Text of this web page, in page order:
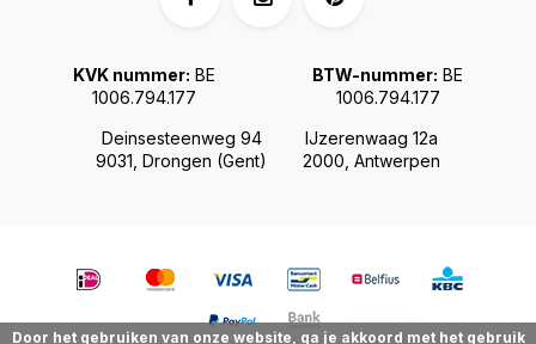
Deinsesteenweg 94
9031, Drongen (Gent)
IJzerenwaag 12a
2000, Antwerpen
KVK nummer: BE
1006.794.177
BTW-nummer: BE
1006.794.177
Door het gebruiken van onze website, ga je akkoord met het gebruik